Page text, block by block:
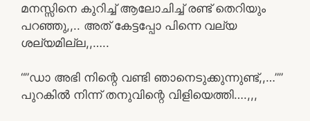
മനസ്സിനെ കുറിച്ച് ആലോചിച്ച് രണ്ട് തെറിയും
പറഞ്ഞു,,.. അത് കേട്ടപ്പോ പിന്നെ വല്യ
ശല്യമില്ല,,…..
“”ഡാ അഭി നിന്റെ വണ്ടി ഞാനെടുക്കുന്നുണ്ട്,,…””
പുറകിൽ നിന്ന് തനുവിന്റെ വിളിയെത്തി….,,,